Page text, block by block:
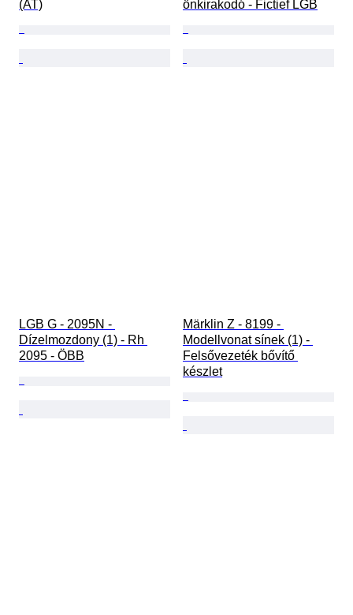
(AT)
önkirakodó - Fictief LGB
LGB G - 2095N -
Dízelmozdony (1) - Rh
2095 - ÖBB
Märklin Z - 8199 -
Modellvonat sínek (1) -
Felsővezeték bővítő
készlet